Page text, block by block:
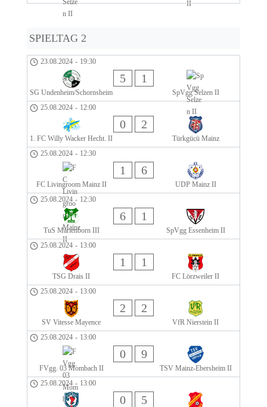
SPIELTAG 2
23.08.2024 - 19:30
SG Undenheim/Schornsheim
5 1
SpVgg Selzen II
25.08.2024 - 12:00
1. FC Willy Wacker Hecht. II
0 2
Türkgücü Mainz
25.08.2024 - 12:30
FC Livingroom Mainz II
1 6
UDP Mainz II
25.08.2024 - 12:30
TuS Marienborn III
6 1
SpVgg Essenheim II
25.08.2024 - 13:00
TSG Drais II
1 1
FC Lörzweiler II
25.08.2024 - 13:00
SV Vitesse Mayence
2 2
VfR Nierstein II
25.08.2024 - 13:00
FVgg. 03 Mombach II
0 9
TSV Mainz-Ebersheim II
25.08.2024 - 13:00
0 5